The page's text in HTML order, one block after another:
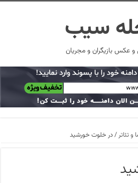
سیب
و عکس بازیگران و مجریان
و تئاتر /در خلوت خورشید